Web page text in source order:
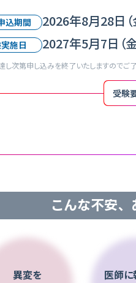
込期間 2026年8月28日（
施日 2027年5月7日（金
次第申し込みを終了いたしますのでご了
受験
こんな不安、
異変を
医師に